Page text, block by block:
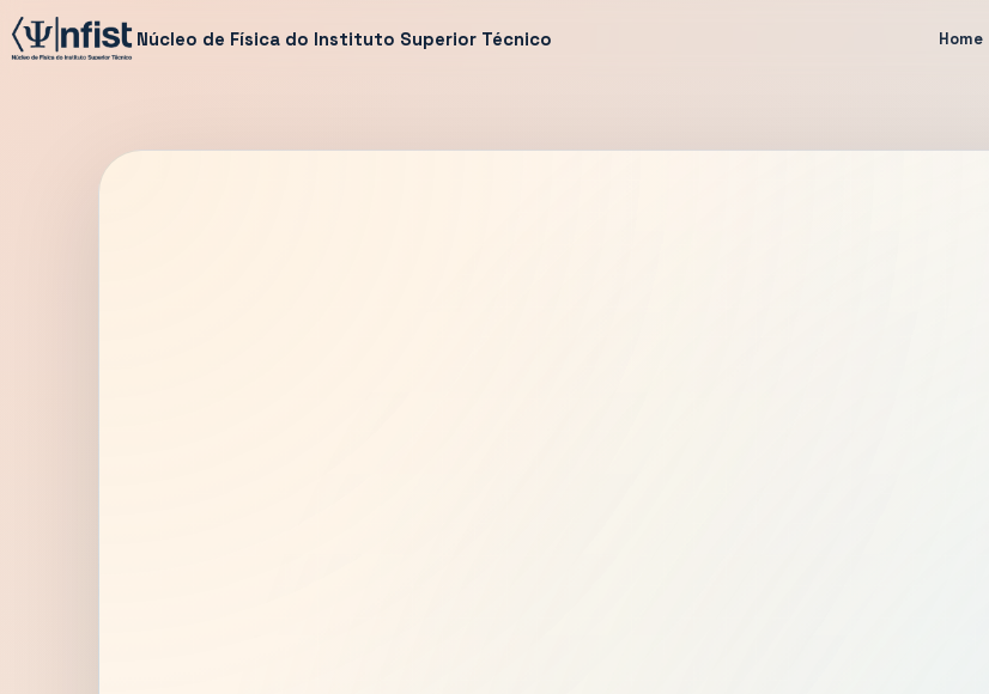
Núcleo de Física do Instituto Superior Técnico Home